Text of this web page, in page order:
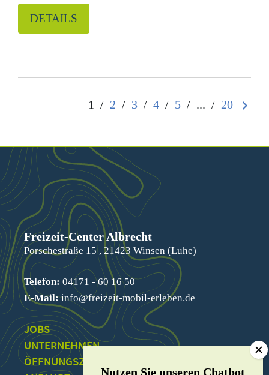
DETAILS
1 / 2 / 3 / 4 / 5 / ... / 20
Freizeit-Center Albrecht
Porschestraße 15 , 21423 Winsen (Luhe)
Telefon: 04171 - 60 16 50
E-Mail: info@freizeit-mobil-erleben.de
JOBS
UNTERNEHMEN
ÖFFNUNGSZEITEN